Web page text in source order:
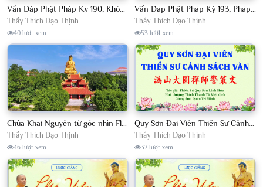
Vấn Đáp Phật Pháp Kỳ 190, Khóa Tu Sinh Viên Con Kể Bụt Nghe Tháng 05, 2023 TT. Thích Đạo Thịnh - CKN
Thầy Thích Đạo Thịnh
40 lượt xem
Vấn Đáp Phật Pháp Kỳ 193, Pháp Hội TPTTHN Tháng 04/2023 TT. Thích Đạo Thịnh - CKN
Thầy Thích Đạo Thịnh
53 lượt xem
Chùa Khai Nguyên từ góc nhìn Flycam
Thầy Thích Đạo Thịnh
46 lượt xem
Quy Sơn Đại Viên Thiền Sư Cảnh Sách Văn - HT Thích Thanh Từ Việt dịch
Thầy Thích Đạo Thịnh
37 lượt xem